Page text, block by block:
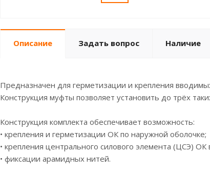
Описание Задать вопрос Наличие
Предназначен для герметизации и крепления
Конструкция муфты позволяет установить до трёх
Конструкция комплекта обеспечивает возможность:
• крепления и герметизации ОК по наружной оболочке;
• крепления центрального силового элемента (ЦСЭ) ОК
• фиксации арамидных нитей.